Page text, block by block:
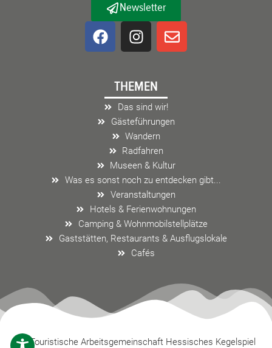
Newsletter
F
a
o
o
I
n
a
g
r
a
m
E
n
p
THEMEN
Das sind wir!
Gästeführungen
Wandern
Radfahren
Museen & Kultur
Was es sonst noch zu entdecken gibt...
Veranstaltungen
Hotels & Ferienwohnungen
Camping & Wohnmobilstellplätze
Gaststätten, Restaurants & Ausflugslokale
Cafés
Touristische Arbeitsgemeinschaft Hessisches Kegelspiel